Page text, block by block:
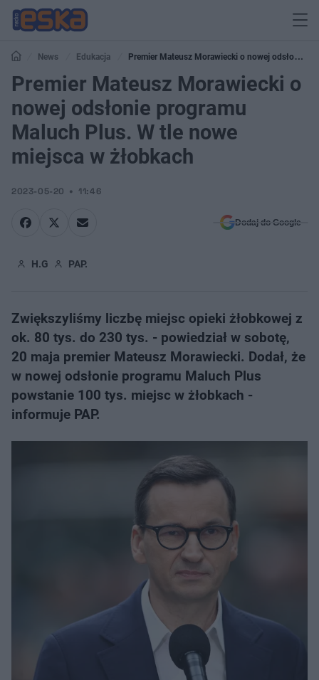
News Edukacja
Premier Mateusz Morawiecki o nowej odsłonie
programu Maluch Plus. W tle nowe miejsca w żłobkach
Premier Mateusz Morawiecki o
nowej odsłonie programu
Maluch Plus. W tle nowe
miejsca w żłobkach
2023-05-20 11:46
Dodaj do Google
H.G PAP.
Zwiększyliśmy liczbę miejsc opieki żłobkowej z
ok. 80 tys. do 230 tys. - powiedział w sobotę,
20 maja premier Mateusz Morawiecki. Dodał, że
w nowej odsłonie programu Maluch Plus
powstanie 100 tys. miejsc w żłobkach -
informuje PAP.